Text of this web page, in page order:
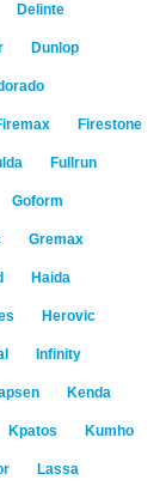
Delinte
Dunlop
Firestone
Fullrun
Goform
Gremax
Haida
Herovic
Infinity
Kenda
Kpatos Kumho
Lassa